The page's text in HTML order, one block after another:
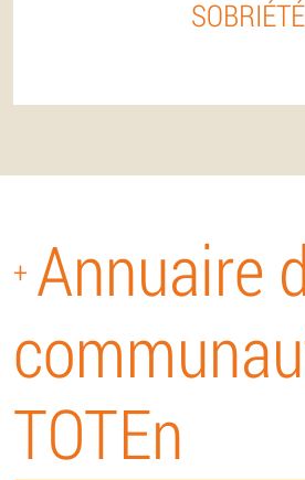
SOBRIÉTÉ
+ Annuaire
TOTEn